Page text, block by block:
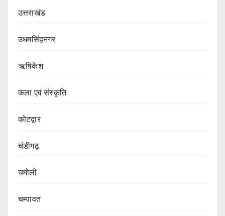
उत्तराखंड
उधमसिंहनगर
ऋषिकेश
कला एवं संस्कृति
कोटद्वार
चंडीगढ़
चमोली
चम्पावत